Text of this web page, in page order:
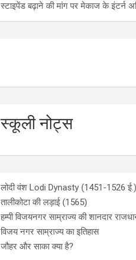
स्टाइपेंड बढ़ाने की मांग पर मेकाज के इंटर्न
स्कूली नोट्स
लोदी वंश Lodi Dynasty (1451-1526 ई.)
तालीकोटा की लड़ाई (1565)
हम्पी विजयनगर साम्राज्य की शानदार
विजय नगर साम्राज्य का इतिहास
जौहर और साका क्या है?